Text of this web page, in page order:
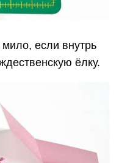
если внутрь
ёлку.